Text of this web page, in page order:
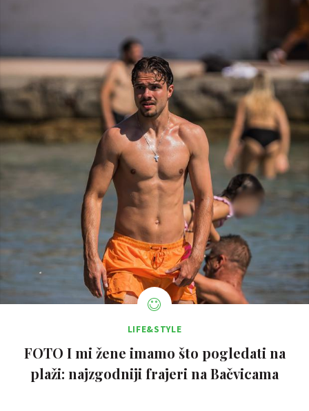
LIFE&STYLE
FOTO I mi žene imamo što pogledati na
plaži: najzgodniji frajeri na Bačvicama